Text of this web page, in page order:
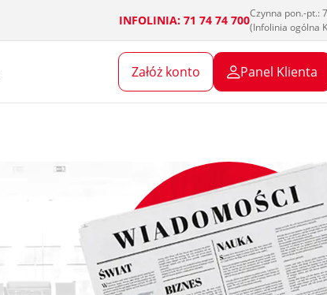
INFOLINIA: 71 74 74 700Czynna pon.-pt.:
(Infolinia ogólna
Załóż konto Panel Klienta